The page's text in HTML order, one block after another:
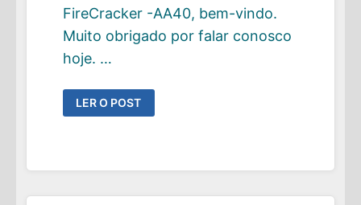
FireCracker -AA40, bem-vindo.
Muito obrigado por falar conosco
hoje. …
TRADUÇÃO
DA
ENTREVISTA
REVOLUTION
18/12/2017
LER O POST